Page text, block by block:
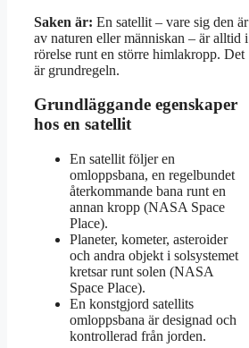
Saken är: En satellit – vare sig den är
av naturen eller människan – är alltid i
rörelse runt en större himlakropp. Det
är grundregeln.
Grundläggande egenskaper
hos en satellit
En satellit följer en
omloppsbana, en regelbundet
återkommande bana runt en
annan kropp (NASA Space
Place).
Planeter, kometer, asteroider
och andra objekt i solsystemet
kretsar runt solen (NASA
Space Place).
En konstgjord satellits
omloppsbana är designad och
kontrollerad från jorden.